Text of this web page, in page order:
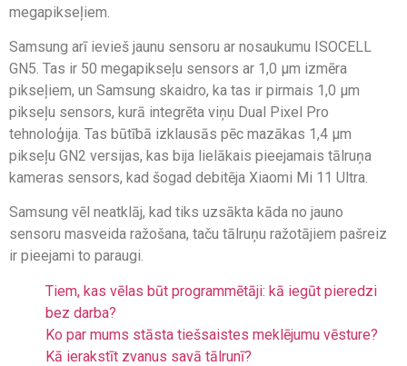
megapikseļiem.
Samsung arī ievieš jaunu sensoru ar nosaukumu ISOCELL
GN5. Tas ir 50 megapikseļu sensors ar 1,0 μm izmēra
pikseļiem, un Samsung skaidro, ka tas ir pirmais 1,0 μm
pikseļu sensors, kurā integrēta viņu Dual Pixel Pro
tehnoloģija. Tas būtībā izklausās pēc mazākas 1,4 μm
pikseļu GN2 versijas, kas bija lielākais pieejamais tālruņa
kameras sensors, kad šogad debitēja Xiaomi Mi 11 Ultra.
Samsung vēl neatklāj, kad tiks uzsākta kāda no jauno
sensoru masveida ražošana, taču tālruņu ražotājiem pašreiz
ir pieejami to paraugi.
Tiem, kas vēlas būt programmētāji: kā iegūt pieredzi
bez darba?
Ko par mums stāsta tiešsaistes meklējumu vēsture?
Kā ierakstīt zvanus savā tālrunī?